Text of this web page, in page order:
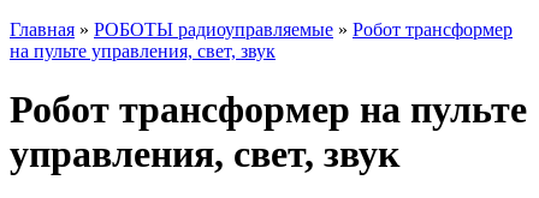
Главная » РОБОТЫ радиоуправляемые » Робот трансформер
на пульте управления, свет, звук
Робот трансформер на пульте
управления, свет, звук